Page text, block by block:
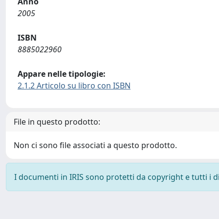
2005
ISBN
8885022960
Appare nelle tipologie:
2.1.2 Articolo su libro con ISBN
File in questo prodotto:
Non ci sono file associati a questo prodotto.
I documenti in IRIS sono protetti da copyright e tutti i